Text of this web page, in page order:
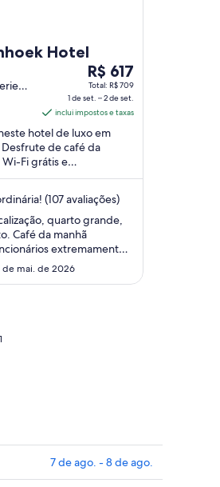
Hotel
O
preço
é
de
R$ 617
por
uma
estadia
1
set.
R$ 617
Total: R$ 709
1 de set. – 2 de set.
inclui impostos e taxas
hotel de luxo em
Desfrute de café da
Fi grátis e
grátis. Atrações
(107 avaliações)
quarto grande,
Café da manhã
extremamente
maravilhoso, cheio de
de mai. de 2026
7 de ago. - 8 de ago.